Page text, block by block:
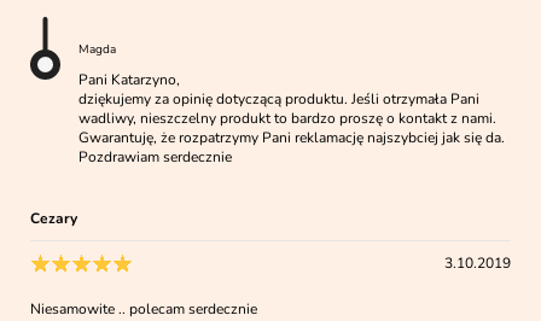
Magda
Pani Katarzyno,
dziękujemy za opinię dotyczącą produktu. Jeśli otrzymała Pani
wadliwy, nieszczelny produkt to bardzo proszę o kontakt z nami.
Gwarantuję, że rozpatrzymy Pani reklamację najszybciej jak się da.
Pozdrawiam serdecznie
Cezary
3.10.2019
Niesamowite .. polecam serdecznie